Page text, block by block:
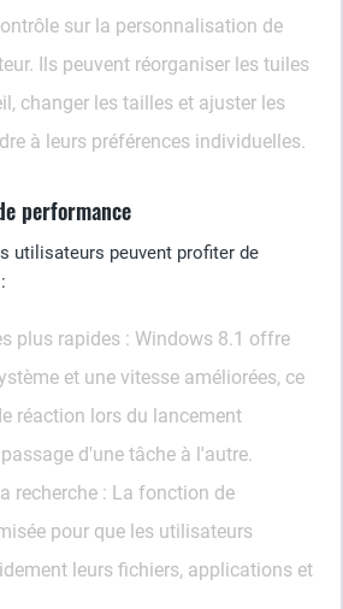
sur la personnalisation de
Ils peuvent réorganiser les tuiles
changer les tailles et ajuster les
à leurs préférences individuelles.
performance
utilisateurs peuvent profiter de
plus rapides : Windows 8.1 offre
et une vitesse améliorées, ce
réaction lors du lancement
d'une tâche à l'autre.
recherche : La fonction de
pour que les utilisateurs
leurs fichiers, applications et